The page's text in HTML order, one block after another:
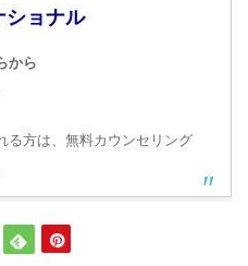
ショナル
から
る方は、無料カウンセリング